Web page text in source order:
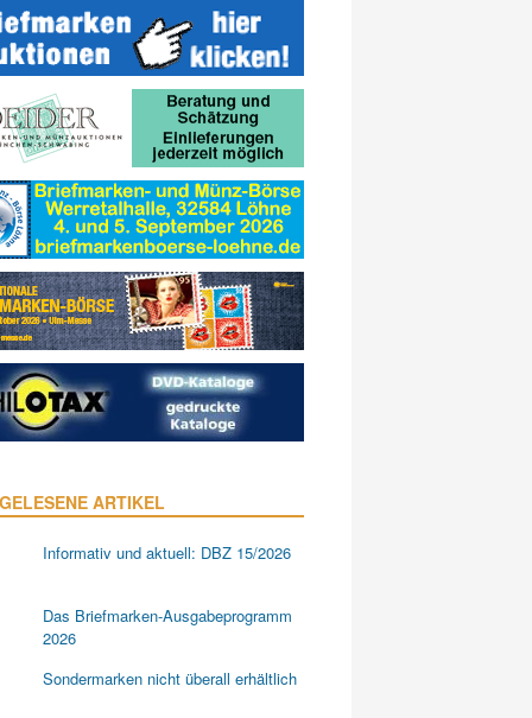
ARTIKEL
Informativ und aktuell: DBZ 15/2026
Das Briefmarken-Ausgabeprogramm
2026
Sondermarken nicht überall erhältlich